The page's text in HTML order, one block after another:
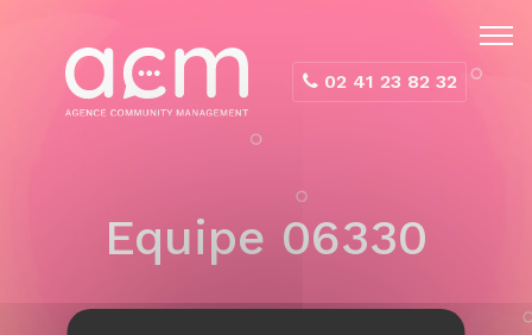
02 41 23 82 32
Equipe 06330